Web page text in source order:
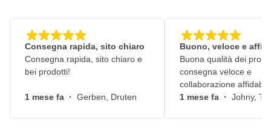
Consegna rapida, sito chiaro
Consegna rapida, sito chiaro e
bei prodotti!
1 mese fa · Gerben, Druten
Buono, veloce e
Buona qualità dei
consegna veloce e
collaborazione
1 mese fa · Johny,